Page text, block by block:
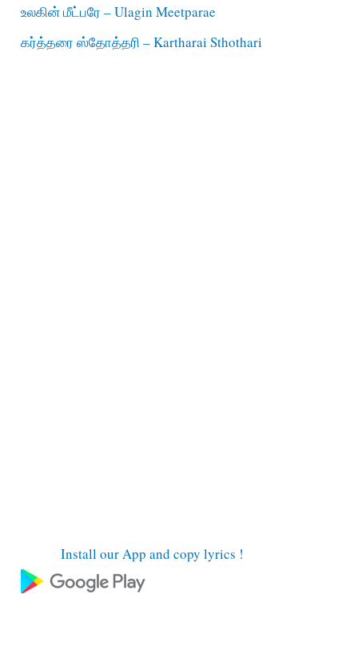
உலகின் மீட்பரே – Ulagin Meetparae
கர்த்தரை ஸ்தோத்தரி – Kartharai Sthothari
Install our App and copy lyrics !